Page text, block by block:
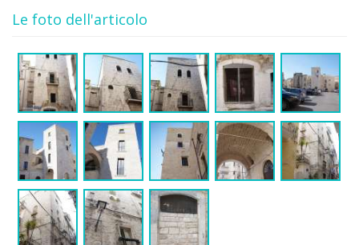
Le foto dell'articolo